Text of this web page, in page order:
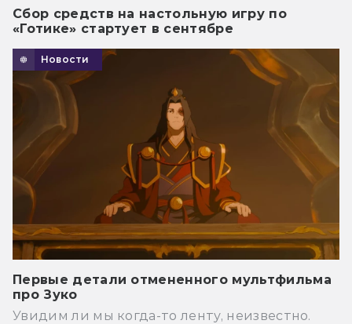
Сбор средств на настольную игру по
«Готике» стартует в сентябре
Новости
Первые детали отмененного мультфильма
про Зуко
Увидим ли мы когда-то ленту, неизвестно.